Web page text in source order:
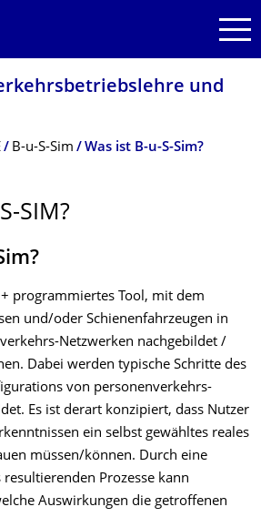
und
B-u-S-Sim Was ist B-u-S-Sim?
SIM?
programmiertes Tool, mit dem
und/oder Schienenfahrzeugen in
Netzwerken nachgebildet /
Dabei werden typische Schritte des
von personenverkehrs-
Es ist derart konzipiert, dass Nutzer
ein selbst gewähltes reales
müssen/können. Durch eine
Prozesse kann
Auswirkungen die getroffenen